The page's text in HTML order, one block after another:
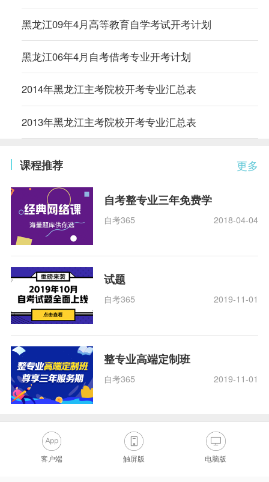
黑龙江09年4月高等教育自学考试开考计划
黑龙江06年4月自考借考专业开考计划
2014年黑龙江主考院校开考专业汇总表
2013年黑龙江主考院校开考专业汇总表
更多
课程推荐
自考整专业三年免费学
自考365 2018-04-04
试题
自考365 2019-11-01
整专业高端定制班
自考365 2019-11-01
客户端 触屏版 电脑版